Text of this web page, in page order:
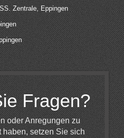
Zentrale, Eppingen
Fragen?
oder Anregungen zu
haben, setzen Sie sich